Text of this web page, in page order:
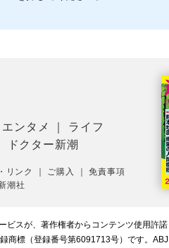
エンタメ
ライフ
ドクター新潮
リンク ご購入 ｜免責事項
潮社
ビスが、著作権者からコンテンツ使用許諾
商標（登録番号第6091713号）です。ABJ